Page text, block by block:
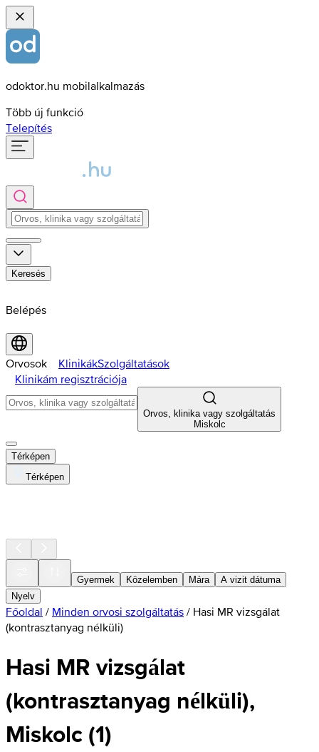
odoktor.hu mobilalkalmazás
Több új funkció
Telepítés
Keresés
Belépés
Orvosok KlinikákSzolgáltatások
Klinikám regisztrációja
Orvos, klinika vagy szolgáltatás
Miskolc
Térképen
Térképen
Gyermek Közelemben Mára
A vizit dátuma
Nyelv
Főoldal / Minden orvosi szolgáltatás / Hasi MR vizsgálat
(kontrasztanyag nélküli)
Hasi MR vizsgálat
(kontrasztanyag nélküli),
Miskolc (1)